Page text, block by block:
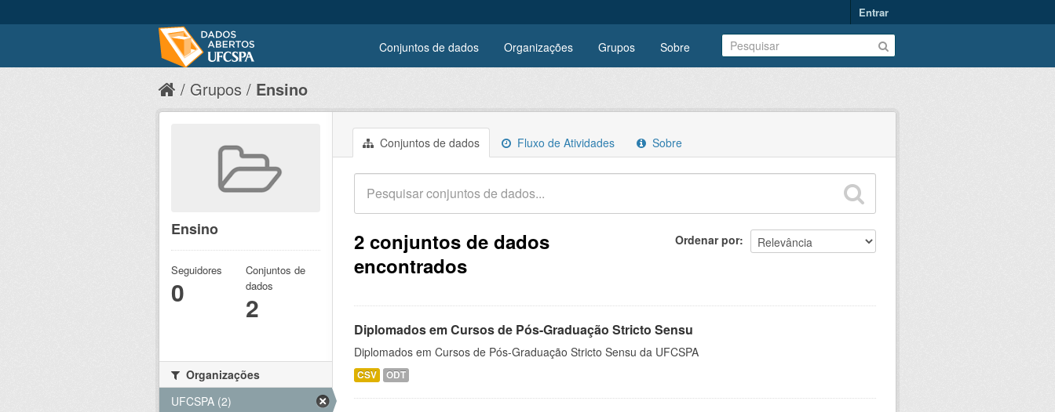
Entrar
Conjuntos de dados Organizações Grupos Sobre
Grupos Ensino
Conjuntos de dados Fluxo de Atividades Sobre
Ordenar por
2 conjuntos de dados
encontrados
Diplomados em Cursos de Pós-Graduação Stricto Sensu
Diplomados em Cursos de Pós-Graduação Stricto Sensu da UFCSPA
CSV ODT
Ensino
Seguidores
0
Conjuntos de
dados
2
Organizações
UFCSPA (2)